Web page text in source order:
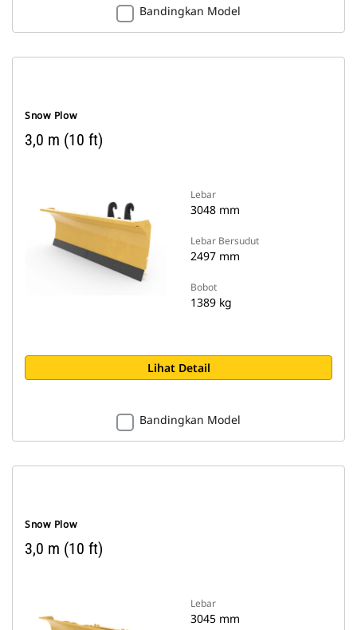
Bandingkan Model
Snow Plow
3,0 m (10 ft)
Lebar
3048 mm
Lebar Bersudut
2497 mm
Bobot
1389 kg
Lihat Detail
Bandingkan Model
Snow Plow
3,0 m (10 ft)
Lebar
3045 mm